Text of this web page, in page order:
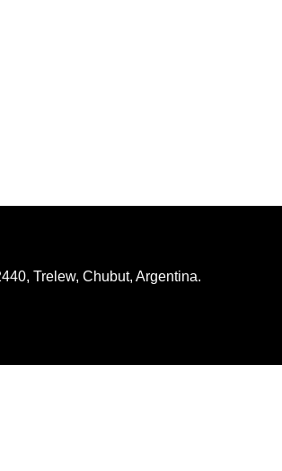
Trelew, Chubut, Argentina.